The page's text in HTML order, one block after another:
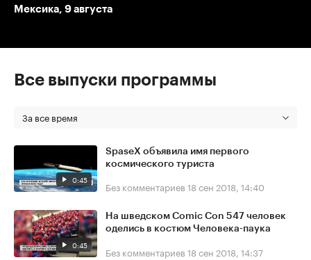
Мексика, 9 августа
Все выпуски программы
За все время
0:45
SpaseX объявила имя первого
космического туриста
Без комментариев 18 сен 2018, 14:40
0:45
На шведском Comic Con 547 человек
оделись в костюм Человека-паука
Без комментариев 18 сен 2018, 14:37